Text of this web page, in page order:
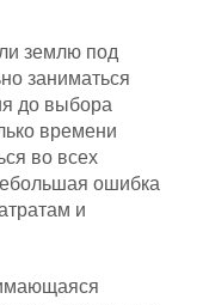
землю под
заниматься
до выбора
времени
во всех
ошибка
и